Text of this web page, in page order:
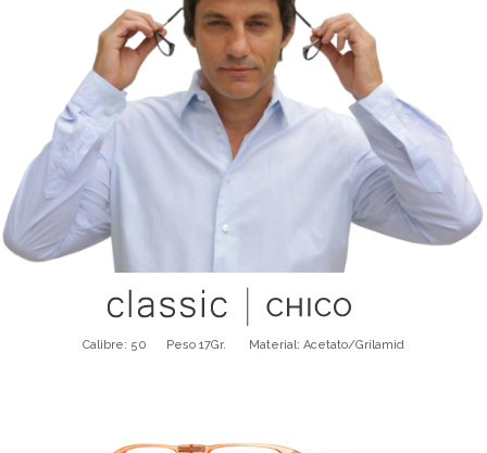
Calibre: 50 Peso 17Gr. Material: Acetato/Grilamid